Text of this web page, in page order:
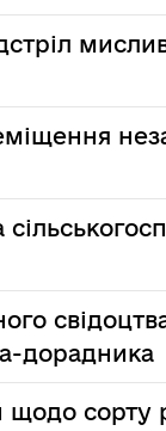
дорадника
сорту